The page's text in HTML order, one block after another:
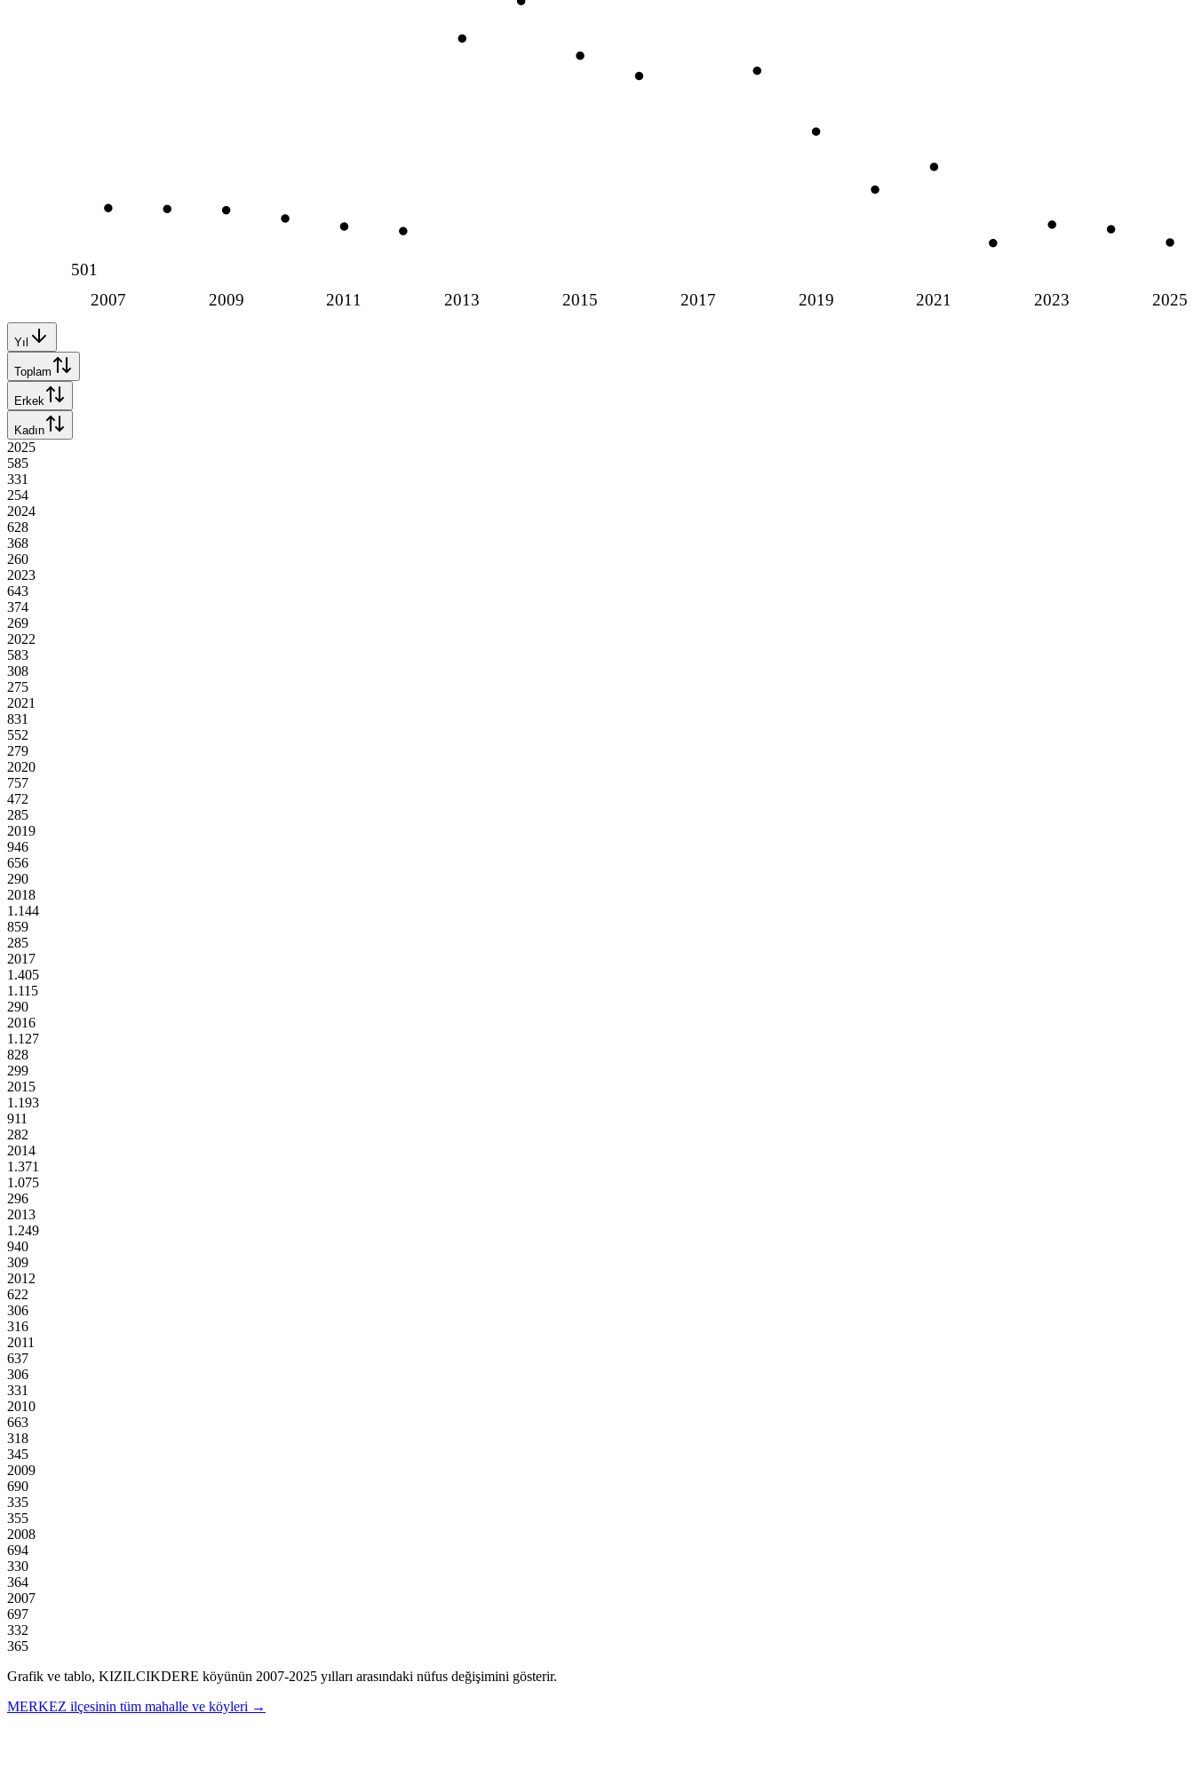
2007 2009 2011 2013 2015 2017 2019 2021 2023 2025
501
Yıl
Toplam
Erkek
Kadın
2025
585
331
254
2024
628
368
260
2023
643
374
269
2022
583
308
275
2021
831
552
279
2020
757
472
285
2019
946
656
290
2018
1.144
859
285
2017
1.405
1.115
290
2016
1.127
828
299
2015
1.193
911
282
2014
1.371
1.075
296
2013
1.249
940
309
2012
622
306
316
2011
637
306
331
2010
663
318
345
2009
690
335
355
2008
694
330
364
2007
697
332
365
Grafik ve tablo, KIZILCIKDERE köyünün 2007-2025 yılları arasındaki nüfus değişimini gösterir.
MERKEZ ilçesinin tüm mahalle ve köyleri →